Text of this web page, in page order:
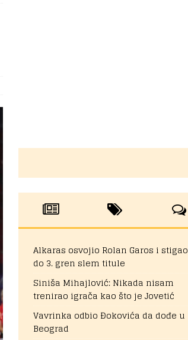
Alkaras osvojio Rolan Garos i stigao
do 3. gren slem titule
Siniša Mihajlović: Nikada nisam
trenirao igrača kao što je Jovetić
Vavrinka odbio Đokovića da dođe u
Beograd